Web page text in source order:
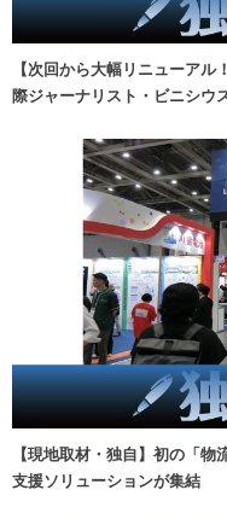
【次回から大幅リニューア
際ジャーナリスト・ビニシウ
【現地取材・独自】初の「
支援ソリューションが集結